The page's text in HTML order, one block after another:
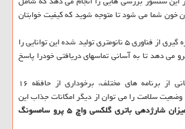
خون شما می شود تا متوجه شوید که کیفیت خوابتان
تعبیه یک تراشه W۹۲۰ که با بهره گیری از فناوری ۵ نانومتری تولید شده این توانایی را
ساعت هوشمند سامسونگ ۵ پرو می دهد تا به آسانی تماسهای دریافتی خودرا پاسخ
نمایش اعلان های گوشی، پشتیبانی از برنامه های مختلف، برخوداری از حافظه ۱۶
وضعیت سلامت را می توان از دیگر امکانات جذاب این
درباره میزان شارژدهی باتری گلکسی واچ ۵ پرو سامسونگ